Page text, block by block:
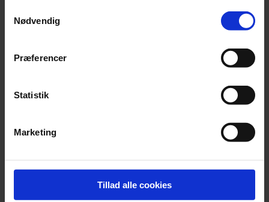
Nødvendig
Præferencer
Statistik
Marketing
Tillad alle cookies
Over 2.000 nelliker er uddelt i solidaritet med chefdirigenten, men